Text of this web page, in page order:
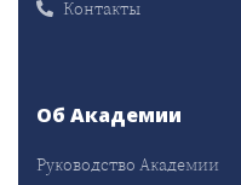
Контакты
Об Академии
Руководство Академии